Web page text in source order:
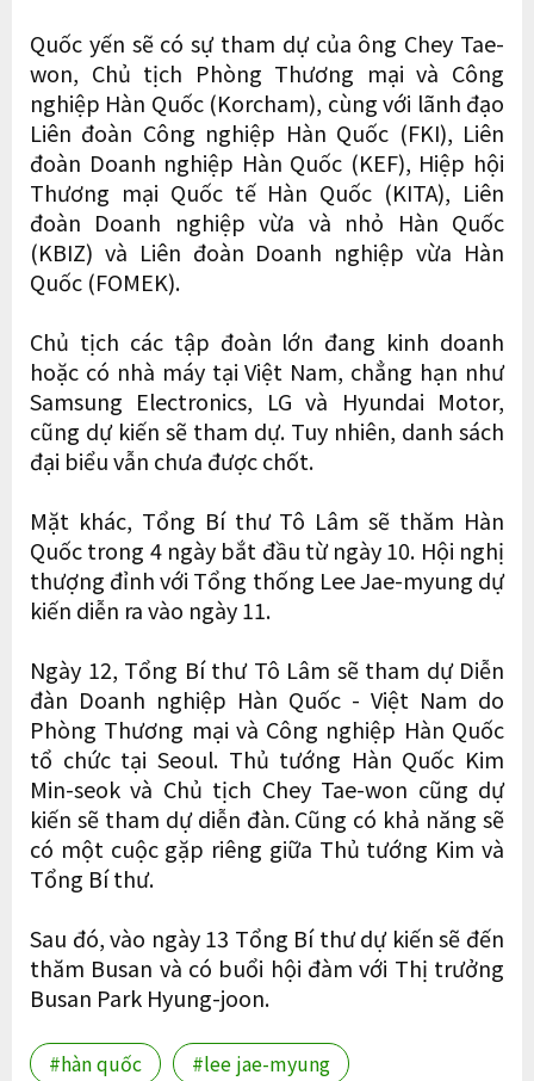
Quốc yến sẽ có sự tham dự của ông Chey Tae-
won, Chủ tịch Phòng Thương mại và Công
nghiệp Hàn Quốc (Korcham), cùng với lãnh đạo
Liên đoàn Công nghiệp Hàn Quốc (FKI), Liên
đoàn Doanh nghiệp Hàn Quốc (KEF), Hiệp hội
Thương mại Quốc tế Hàn Quốc (KITA), Liên
đoàn Doanh nghiệp vừa và nhỏ Hàn Quốc
(KBIZ) và Liên đoàn Doanh nghiệp vừa Hàn
Quốc (FOMEK).
Chủ tịch các tập đoàn lớn đang kinh doanh
hoặc có nhà máy tại Việt Nam, chẳng hạn như
Samsung Electronics, LG và Hyundai Motor,
cũng dự kiến sẽ tham dự. Tuy nhiên, danh sách
đại biểu vẫn chưa được chốt.
Mặt khác, Tổng Bí thư Tô Lâm sẽ thăm Hàn
Quốc trong 4 ngày bắt đầu từ ngày 10. Hội nghị
thượng đỉnh với Tổng thống Lee Jae-myung dự
kiến diễn ra vào ngày 11.
Ngày 12, Tổng Bí thư Tô Lâm sẽ tham dự Diễn
đàn Doanh nghiệp Hàn Quốc - Việt Nam do
Phòng Thương mại và Công nghiệp Hàn Quốc
tổ chức tại Seoul. Thủ tướng Hàn Quốc Kim
Min-seok và Chủ tịch Chey Tae-won cũng dự
kiến sẽ tham dự diễn đàn. Cũng có khả năng sẽ
có một cuộc gặp riêng giữa Thủ tướng Kim và
Tổng Bí thư.
Sau đó, vào ngày 13 Tổng Bí thư dự kiến sẽ đến
thăm Busan và có buổi hội đàm với Thị trưởng
Busan Park Hyung-joon.
#hàn quốc
#lee jae-myung